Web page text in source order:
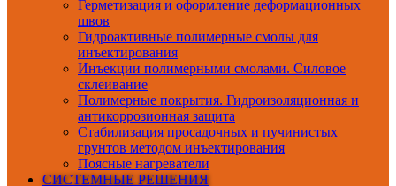
Герметизация и оформление деформационных
швов
Гидроактивные полимерные смолы для
инъектирования
Инъекции полимерными смолами. Силовое
склеивание
Полимерные покрытия. Гидроизоляционная и
антикоррозионная защита
Стабилизация просадочных и пучинистых
грунтов методом инъектирования
Поясные нагреватели
СИСТЕМНЫЕ РЕШЕНИЯ